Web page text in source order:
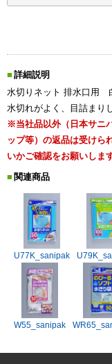
詳細説明
水切りネット 排水口用
水切れがよく、目詰まり
※当社品以外（日本サニ
ップ等）の返品は受けら
いかご確認をお願いします
関連商品
U77K_sanipak
W55_sanipak